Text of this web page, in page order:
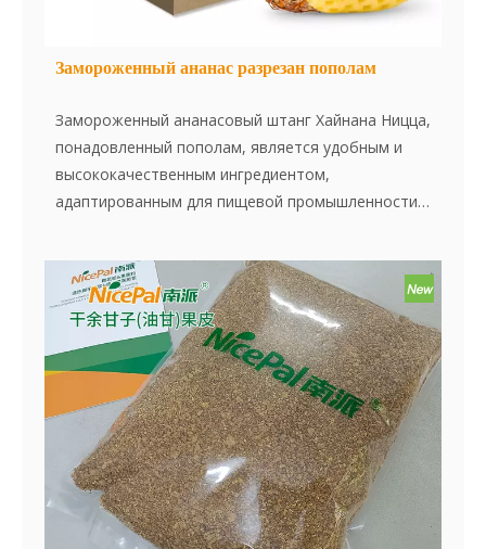
Замороженный ананас разрезан пополам
Замороженный ананасовый штанг Хайнана Ницца,
понадовленный пополам, является удобным и
высококачественным ингредиентом,
адаптированным для пищевой промышленности.
чистой среде, фрукты вдвое и заморожены,
чтобы поддерживать естественную сладость,
яркий цвет и тропический вкус. Этот продукт
идеально подходит для производителей, ищущих
готовый к использованию универсальный
ингредиент ананаса в десертах, напитках или
кулинарных рецептах, обеспечивая при этом
постоянный вкус и качество.